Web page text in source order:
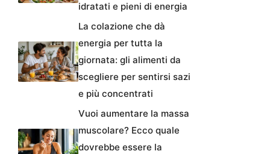
idratati e pieni di energia
La colazione che dà
energia per tutta la
giornata: gli alimenti da
scegliere per sentirsi sazi
e più concentrati
Vuoi aumentare la massa
muscolare? Ecco quale
dovrebbe essere la